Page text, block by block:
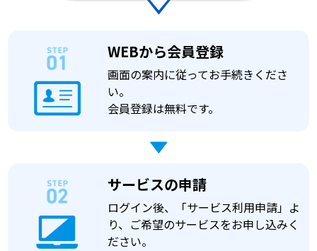
WEBから会員登録
画面の案内に従ってお手続きくださ
い。
会員登録は無料です。
サービスの申請
ログイン後、「サービス利用申請」よ
り、ご希望のサービスをお申し込みく
ださい。